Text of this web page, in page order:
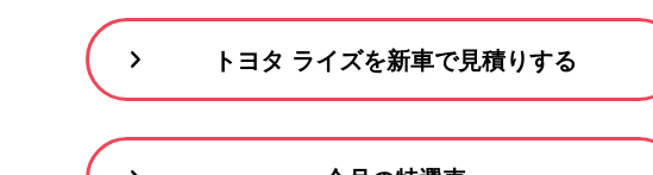
トヨタ ライズを新車で見積りする